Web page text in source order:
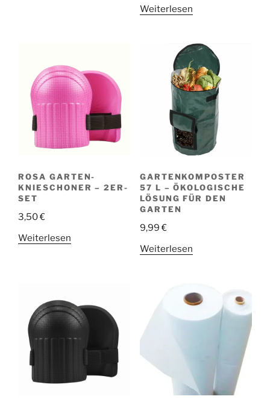
Weiterlesen
ROSA GARTEN-
KNIESCHONER – 2ER-
SET
3,50€
Weiterlesen
GARTENKOMPOSTER
57 L – ÖKOLOGISCHE
LÖSUNG FÜR DEN
GARTEN
9,99€
Weiterlesen